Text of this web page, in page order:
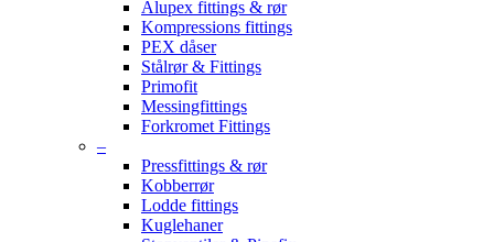
Alupex fittings & rør
Kompressions fittings
PEX dåser
Stålrør & Fittings
Primofit
Messingfittings
Forkromet Fittings
–
Pressfittings & rør
Kobberrør
Lodde fittings
Kuglehaner